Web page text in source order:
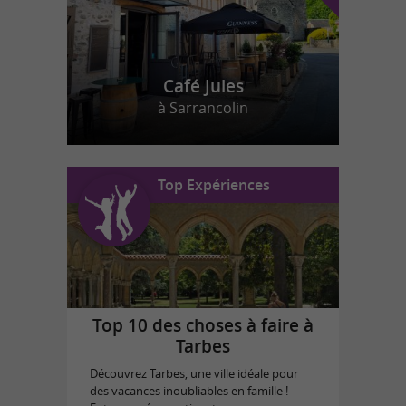
Café Jules
à Sarrancolin
Top Expériences
Top 10 des choses à faire à
Tarbes
Découvrez Tarbes, une ville idéale pour
des vacances inoubliables en famille !